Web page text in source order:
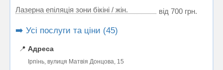
Лазерна епіляція зони бікіні / жін.
від 700 грн.
➡️ Усі послуги та ціни (45)
📍 Адреса
Ірпінь, вулиця Матвія Донцова, 15